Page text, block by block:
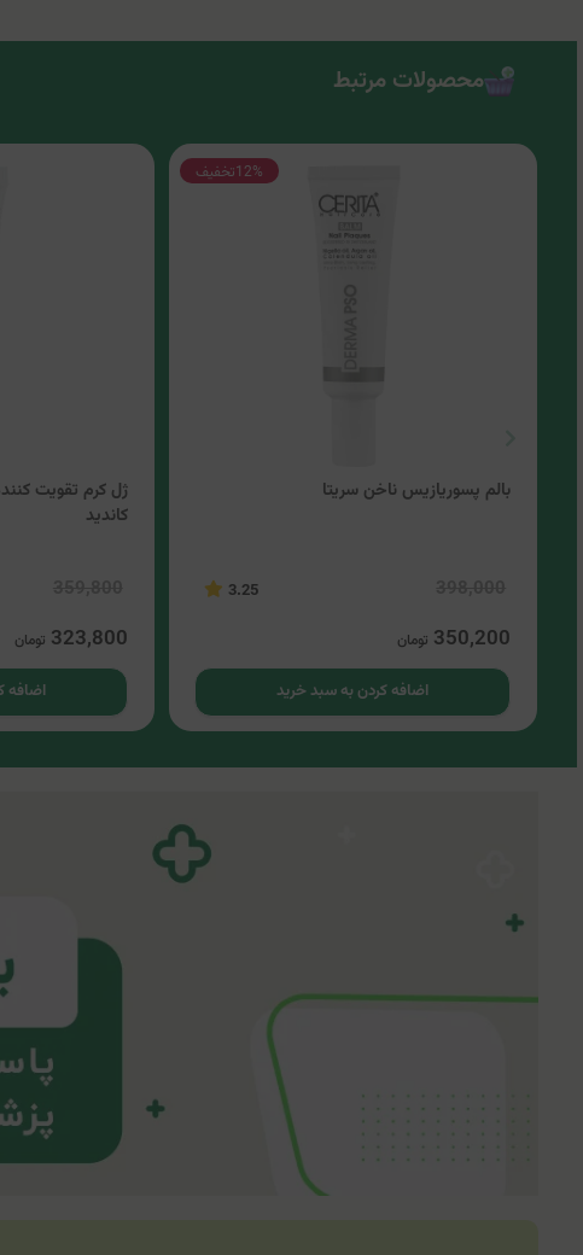
محصولات مرتبط
12%تخفیف
بالم پسوریازیس ناخن سریتا
3.25
350,200 تومان
اضافه کردن به سبد خرید
ژل کرم تقویت
کاندید
323,800 تومان
اضافه